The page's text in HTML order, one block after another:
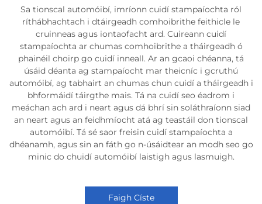
Sa tionscal automóibí, imríonn cuidí stampaíochta ról
ríthábhachtach i dtáirgeadh comhoibrithe feithicle le
cruinneas agus iontaofacht ard. Cuireann cuidí
stampaíochta ar chumas comhoibrithe a tháirgeadh ó
phainéil choirp go cuidí inneall. Ar an gcaoi chéanna, tá
úsáid déanta ag stampaíocht mar theicníc i gcruthú
automóibí, ag tabhairt an chumas chun cuidí a tháirgeadh i
bhformáidí táirgthe mais. Tá na cuidí seo éadrom i
meáchan ach ard i neart agus dá bhrí sin soláthraíonn siad
an neart agus an feidhmíocht atá ag teastáil don tionscal
automóibí. Tá sé saor freisin cuidí stampaíochta a
dhéanamh, agus sin an fáth go n-úsáidtear an modh seo go
minic do chuidí automóibí laistigh agus lasmuigh.
Faigh Císte